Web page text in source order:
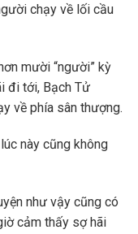
chạy về lối cầu
mười “người” kỳ
đi tới, Bạch Tử
về phía sân thượng.
này cũng không
như vậy cũng có
cảm thấy sợ hãi